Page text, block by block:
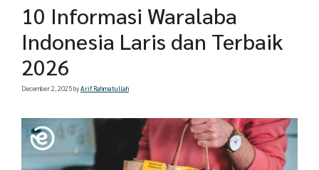
10 Informasi Waralaba
Indonesia Laris dan Terbaik
2026
December 2, 2025byArif Rahmatullah